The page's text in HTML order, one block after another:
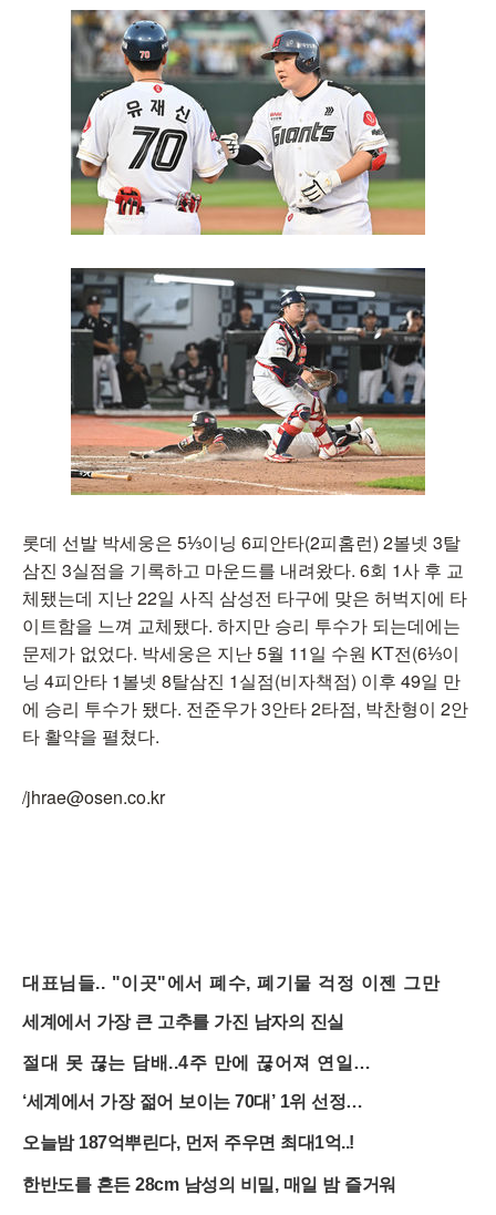
롯데 선발 박세웅은 5⅓이닝 6피안타(2피홈런) 2볼넷 3탈
삼진 3실점을 기록하고 마운드를 내려왔다. 6회 1사 후 교
체됐는데 지난 22일 사직 삼성전 타구에 맞은 허벅지에 타
이트함을 느껴 교체됐다. 하지만 승리 투수가 되는데에는
문제가 없었다. 박세웅은 지난 5월 11일 수원 KT전(6⅓이
닝 4피안타 1볼넷 8탈삼진 1실점(비자책점) 이후 49일 만
에 승리 투수가 됐다. 전준우가 3안타 2타점, 박찬형이 2안
타 활약을 펼쳤다.
/jhrae@osen.co.kr